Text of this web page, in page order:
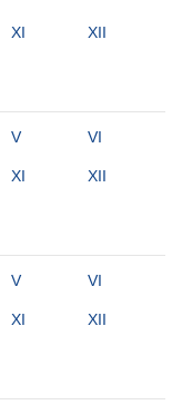
XI XII
V VI
XI XII
V VI
XI XII